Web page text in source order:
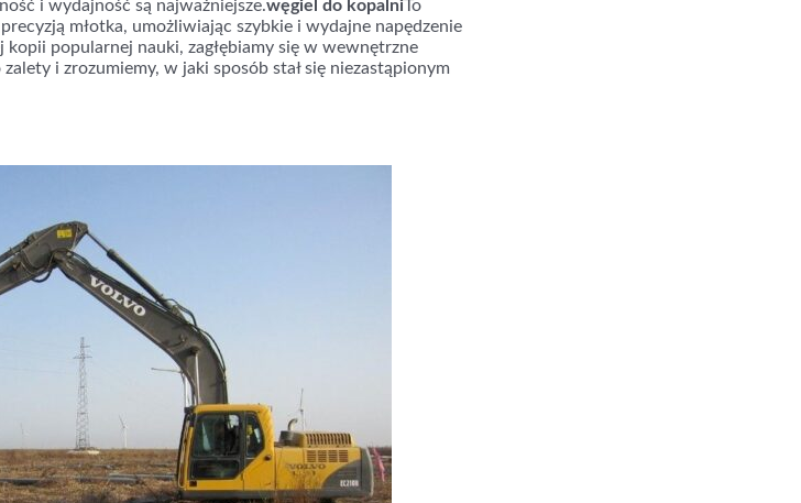
i wydajność są najważniejsze.węgiel do kopalniTo
młotka, umożliwiając szybkie i wydajne napędzenie
popularnej nauki, zagłębiamy się w wewnętrzne
i zrozumiemy, w jaki sposób stał się niezastąpionym